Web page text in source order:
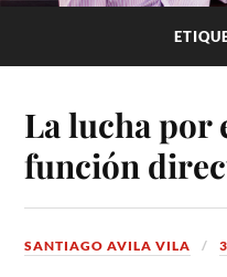
La lucha por
función
SANTIAGO AVILA VILA